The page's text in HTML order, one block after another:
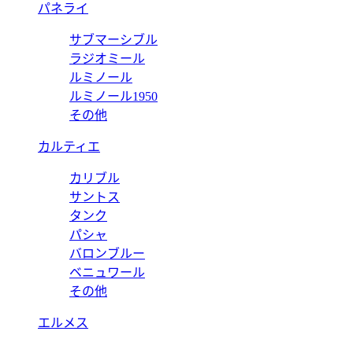
パネライ
サブマーシブル
ラジオミール
ルミノール
ルミノール1950
その他
カルティエ
カリブル
サントス
タンク
パシャ
バロンブルー
ベニュワール
その他
エルメス